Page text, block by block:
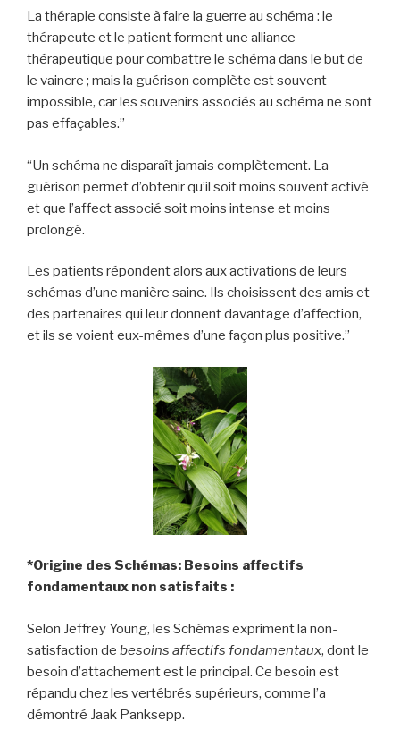
La thérapie consiste à faire la guerre au schéma : le
thérapeute et le patient forment une alliance
thérapeutique pour combattre le schéma dans le but de
le vaincre ; mais la guérison complète est souvent
impossible, car les souvenirs associés au schéma ne sont
pas effaçables.”
“Un schéma ne disparaît jamais complètement. La
guérison permet d’obtenir qu’il soit moins souvent activé
et que l’affect associé soit moins intense et moins
prolongé.
Les patients répondent alors aux activations de leurs
schémas d’une manière saine. Ils choisissent des amis et
des partenaires qui leur donnent davantage d’affection,
et ils se voient eux-mêmes d’une façon plus positive.”
*Origine des Schémas: Besoins affectifs
fondamentaux non satisfaits :
Selon Jeffrey Young, les Schémas expriment la non-
satisfaction de besoins affectifs fondamentaux, dont le
besoin d’attachement est le principal. Ce besoin est
répandu chez les vertébrés supérieurs, comme l’a
démontré Jaak Panksepp.